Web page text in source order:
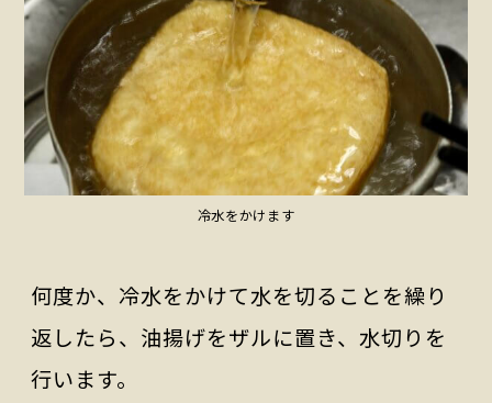
冷水をかけます
何度か、冷水をかけて水を切ることを繰り
返したら、油揚げをザルに置き、水切りを
行います。